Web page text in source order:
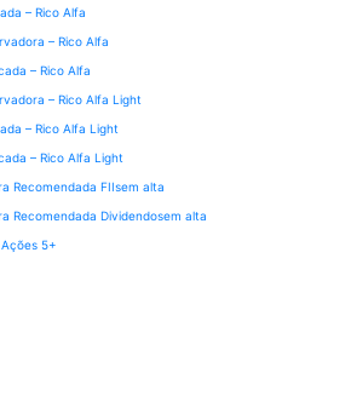
– Rico Alfa
– Rico Alfa
– Rico Alfa
– Rico Alfa Light
– Rico Alfa Light
– Rico Alfa Light
Recomendada FIIsem alta
Recomendada Dividendosem alta
5+